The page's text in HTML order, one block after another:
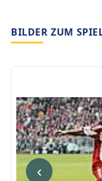
BILDER ZUM
‹